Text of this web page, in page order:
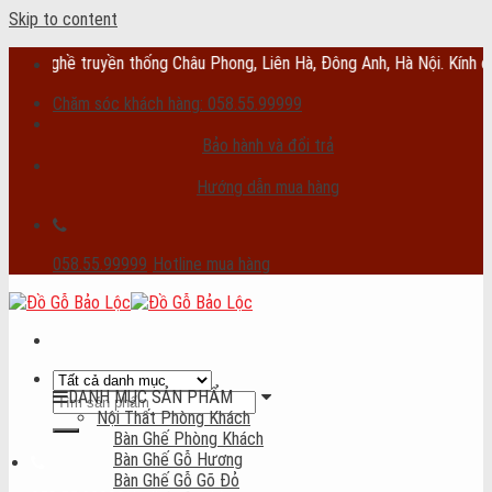
Skip to content
truyền thống Châu Phong, Liên Hà, Đông Anh, Hà Nội. Kính chúc
Chăm sóc khách hàng: 058.55.99999
Bảo hành và đổi trả
Hướng dẫn mua hàng
058.55.99999 Hotline mua hàng
DANH MỤC SẢN PHẨM
Nội Thất Phòng Khách
Bàn Ghế Phòng Khách
Bàn Ghế Gỗ Hương
Bàn Ghế Gỗ Gõ Đỏ